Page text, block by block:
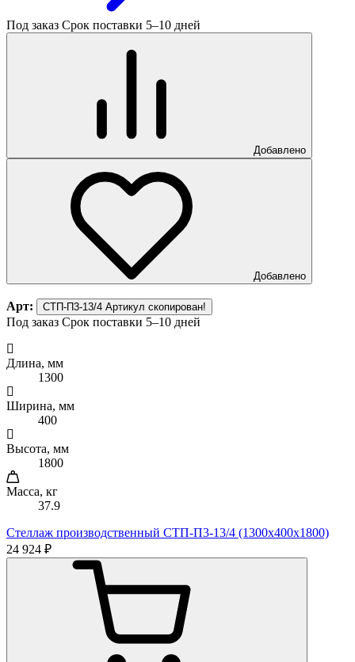
Под заказ Срок поставки 5–10 дней
Добавлено
Добавлено
Арт: СТП-П3-13/4 Артикул скопирован!
Под заказ Срок поставки 5–10 дней
Длина, мм
1300
Ширина, мм
400
Высота, мм
1800
Масса, кг
37.9
Стеллаж производственный СТП-П3-13/4 (1300х400х1800)
24 924 ₽